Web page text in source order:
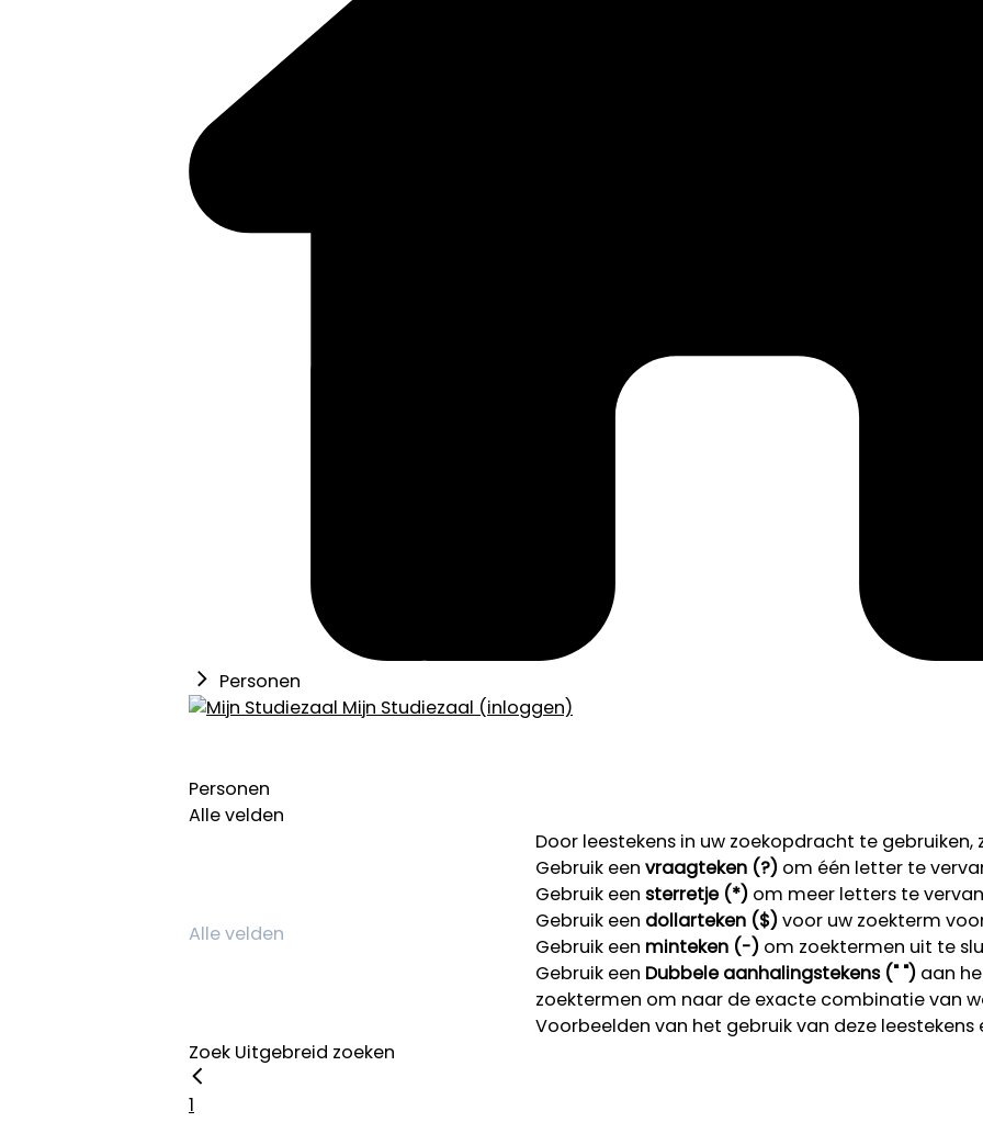
Personen
Mijn Studiezaal (inloggen)
Personen
Alle velden
Door leestekens in uw zoekopdracht te
Gebruik een vraagteken (?) om één letter te
Gebruik een sterretje (*) om meer letters te
Gebruik een dollarteken ($)voor uw zoekterm
Gebruik een minteken (-) om zoektermen uit te
Gebruik een Dubbele aanhalingstekens (" ") aan
zoektermen om naar de exacte combinatie van
Voorbeelden van het gebruik van deze
Zoek Uitgebreid zoeken
1